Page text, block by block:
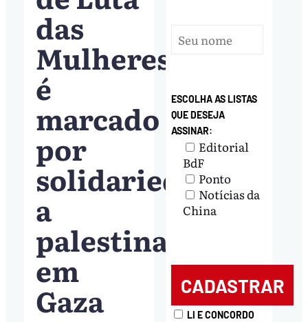
das
Mulheres
é
marcado
por
solidariedade
a
palestinas
em
Gaza
ESCOLHA AS LISTAS
QUE DESEJA
ASSINAR:
Editorial
BdF
Ponto
Notícias da
China
LI E CONCORDO